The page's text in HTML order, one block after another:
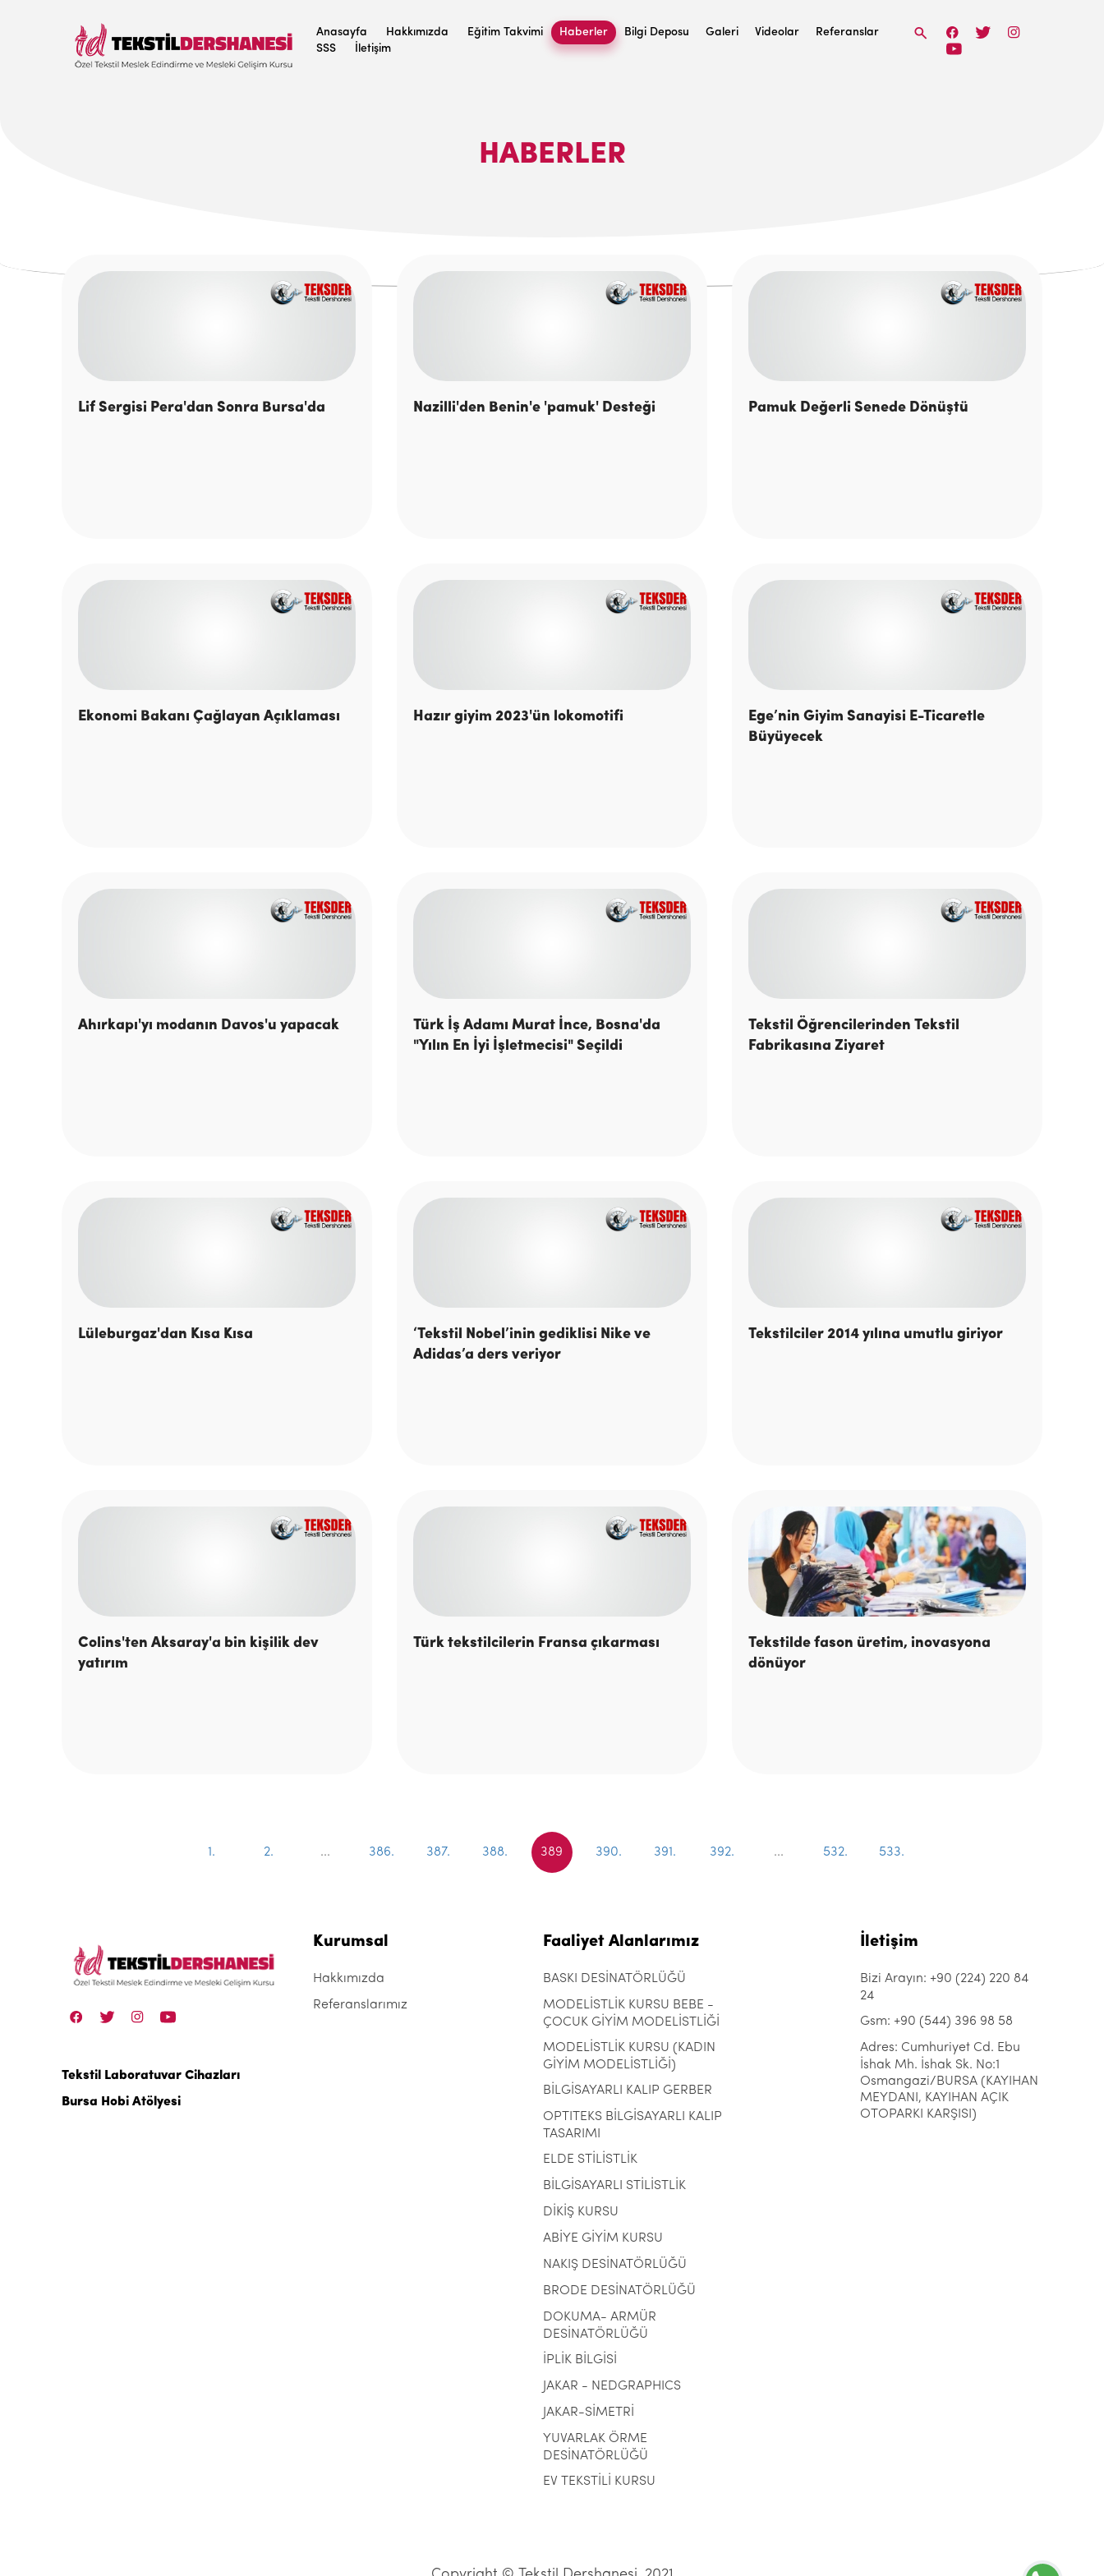
Anasayfa Hakkımızda Eğitim Takvimi Haberler Bilgi Deposu Galeri Videolar
Referanslar
SSS
İletişim
HABERLER
Lif Sergisi Pera'dan Sonra Bursa'da Nazilli'den Benin'e 'pamuk' Desteği Pamuk Değerli Senede Dönüştü
Ekonomi Bakanı Çağlayan Açıklaması Hazır giyim 2023'ün lokomotifi
Ege’nin Giyim Sanayisi E-Ticaretle
Büyüyecek
Ahırkapı'yı modanın Davos'u yapacak
Türk İş Adamı Murat İnce, Bosna'da
"Yılın En İyi İşletmecisi" Seçildi
Tekstil Öğrencilerinden Tekstil
Fabrikasına Ziyaret
Lüleburgaz'dan Kısa Kısa
‘Tekstil Nobel’inin gediklisi Nike ve
Adidas’a ders veriyor
Tekstilciler 2014 yılına umutlu giriyor
Colins'ten Aksaray'a bin kişilik dev
yatırım
Türk tekstilcilerin Fransa çıkarması
Tekstilde fason üretim, inovasyona
dönüyor
1. 2. ... 386. 387. 388. 389 390. 391. 392. ... 532. 533.
Tekstil Laboratuvar Cihazları
Bursa Hobi Atölyesi
Kurumsal
Hakkımızda
Referanslarımız
Faaliyet Alanlarımız
BASKI DESİNATÖRLÜĞÜ
MODELİSTLİK KURSU BEBE -
ÇOCUK GİYİM MODELİSTLİĞİ
MODELİSTLİK KURSU (KADIN
GİYİM MODELİSTLİĞİ)
BİLGİSAYARLI KALIP GERBER
OPTITEKS BİLGİSAYARLI KALIP
TASARIMI
ELDE STİLİSTLİK
BİLGİSAYARLI STİLİSTLİK
DİKİŞ KURSU
ABİYE GİYİM KURSU
NAKIŞ DESİNATÖRLÜĞÜ
BRODE DESİNATÖRLÜĞÜ
DOKUMA- ARMÜR
DESİNATÖRLÜĞÜ
İPLİK BİLGİSİ
JAKAR - NEDGRAPHICS
JAKAR-SİMETRİ
YUVARLAK ÖRME
DESİNATÖRLÜĞÜ
EV TEKSTİLİ KURSU
İletişim
Bizi Arayın: +90 (224) 220 84
24
Gsm: +90 (544) 396 98 58
Adres: Cumhuriyet Cd. Ebu
İshak Mh. İshak Sk. No:1
Osmangazi/BURSA (KAYIHAN
MEYDANI, KAYIHAN AÇIK
OTOPARKI KARŞISI)